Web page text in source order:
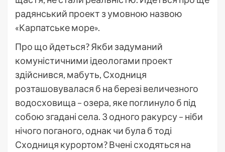
радянський проект з умовною назвою
«Карпатське море».
Про що йдеться? Якби задуманий
комуністичними ідеологами проект
здійснився, мабуть, Сходниця
розташовувалася б на березі величезного
водосховища – озера, яке поглинуло б під
собою згадані села. З одного ракурсу – ніби
нічого поганого, однак чи була б тоді
Сходниця курортом? Вчені сходяться на